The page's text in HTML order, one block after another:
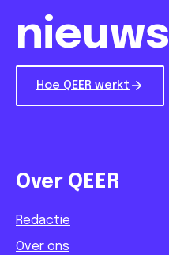
nieuws
Hoe QEER werkt
Over QEER
Redactie
Over ons